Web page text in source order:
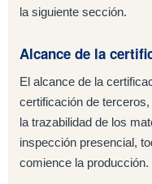
la siguiente sección.
Alcance de la
El alcance de la
certificación de
la trazabilidad de los
inspección presencial,
comience la producción.